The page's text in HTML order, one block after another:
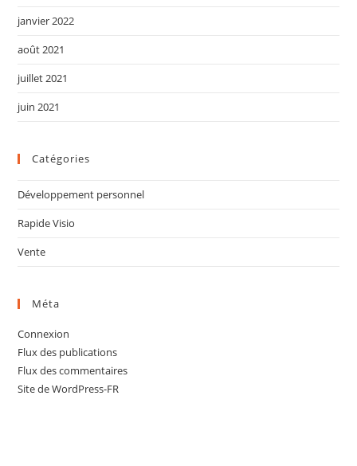
janvier 2022
août 2021
juillet 2021
juin 2021
Catégories
Développement personnel
Rapide Visio
Vente
Méta
Connexion
Flux des publications
Flux des commentaires
Site de WordPress-FR